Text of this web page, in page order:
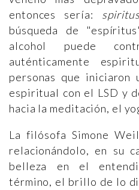
entonces sería:
búsqueda de
alcohol puede
auténticamente
personas que iniciaron
espiritual con el LSD y
hacia la meditación, el
La filósofa Simone
relacionándolo, en su
belleza en el
término, el brillo de lo